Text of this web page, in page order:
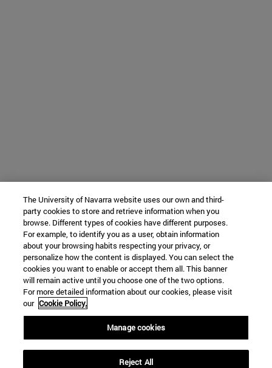
The University of Navarra website uses our own and third-
party cookies to store and retrieve information when you
browse. Different types of cookies have different purposes.
For example, to identify you as a user, obtain information
about your browsing habits respecting your privacy, or
personalize how the content is displayed. You can select the
cookies you want to enable or accept them all. This banner
will remain active until you choose one of the two options.
For more detailed information about our cookies, please visit
our Cookie Policy.
Manage cookies
Reject All